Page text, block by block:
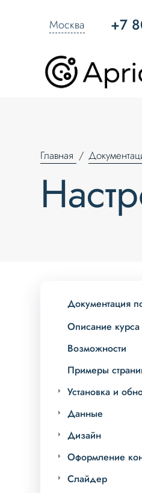
Москва +7
Главная
Документация
Описание курса
Возможности
Примеры
Установка и
Данные
Дизайн
Оформление
Слайдер